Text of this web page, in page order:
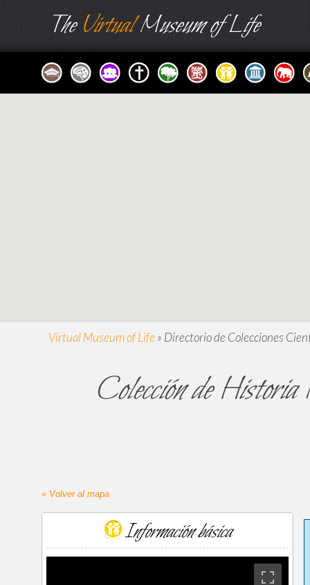
TheVirtualMuseum of Life
Virtual Museum of Life » Directorio de Colecciones
Colección de
« Volver al mapa
Información básica